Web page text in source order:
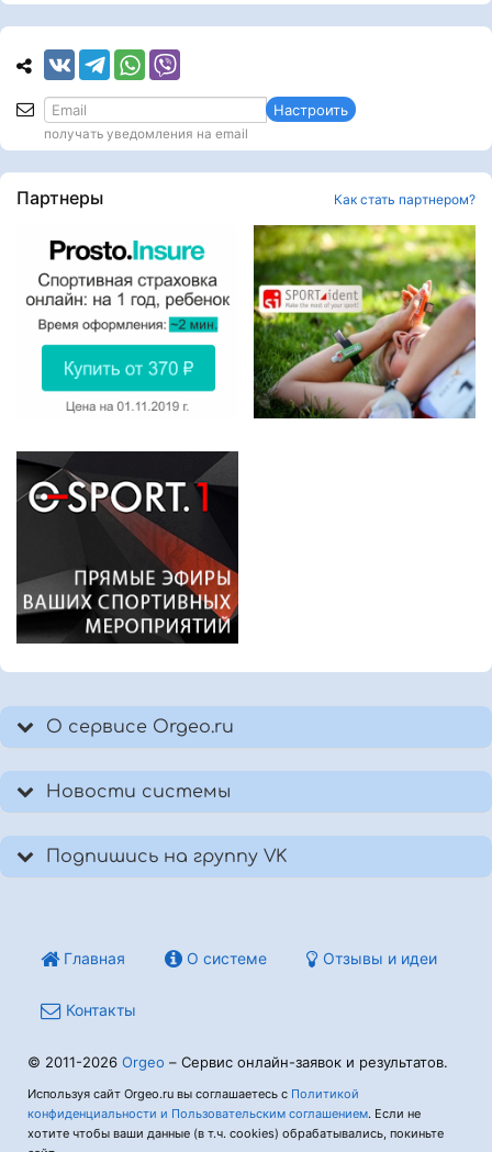
Настроить
получать уведомления на email
Партнеры Как стать партнером?
О сервисе Orgeo.ru
Новости системы
Подпишись на группу VK
Главная О системе Отзывы и идеи
Контакты
© 2011-2026 Orgeo – Сервис онлайн-заявок и результатов.
Используя сайт Orgeo.ru вы соглашаетесь с Политикой
конфиденциальности и Пользовательским соглашением. Если не
хотите чтобы ваши данные (в т.ч. cookies) обрабатывались, покиньте